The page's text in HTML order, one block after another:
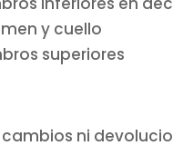
y cuello
superiores
ni